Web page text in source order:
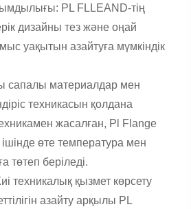
PL FLLEAND-тің
дизайны тез және оңай
уақытын азайтуға мүмкіндік
сапалы материалдар мен
техникасын қолдана
жасалған, Pl Flange
өте температура мен
төтеп беріледі.
техникалық қызмет көрсету
азайту арқылы PL